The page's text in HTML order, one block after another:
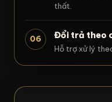
thất.
06 Đổi trả theo
Hỗ trợ xử lý